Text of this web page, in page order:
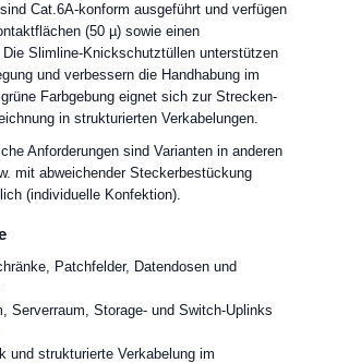
Cat.6A-konform ausgeführt und verfügen
(50 µ) sowie einen
Slimline-Knickschutztüllen unterstützen
und verbessern die Handhabung im
Farbgebung eignet sich zur Strecken-
in strukturierten Verkabelungen.
Anforderungen sind Varianten in anderen
mit abweichender Steckerbestückung
(individuelle Konfektion).
Patchfelder, Datendosen und
Serverraum, Storage- und Switch-Uplinks
und strukturierte Verkabelung im